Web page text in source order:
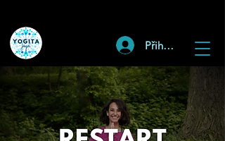
Přihlásit